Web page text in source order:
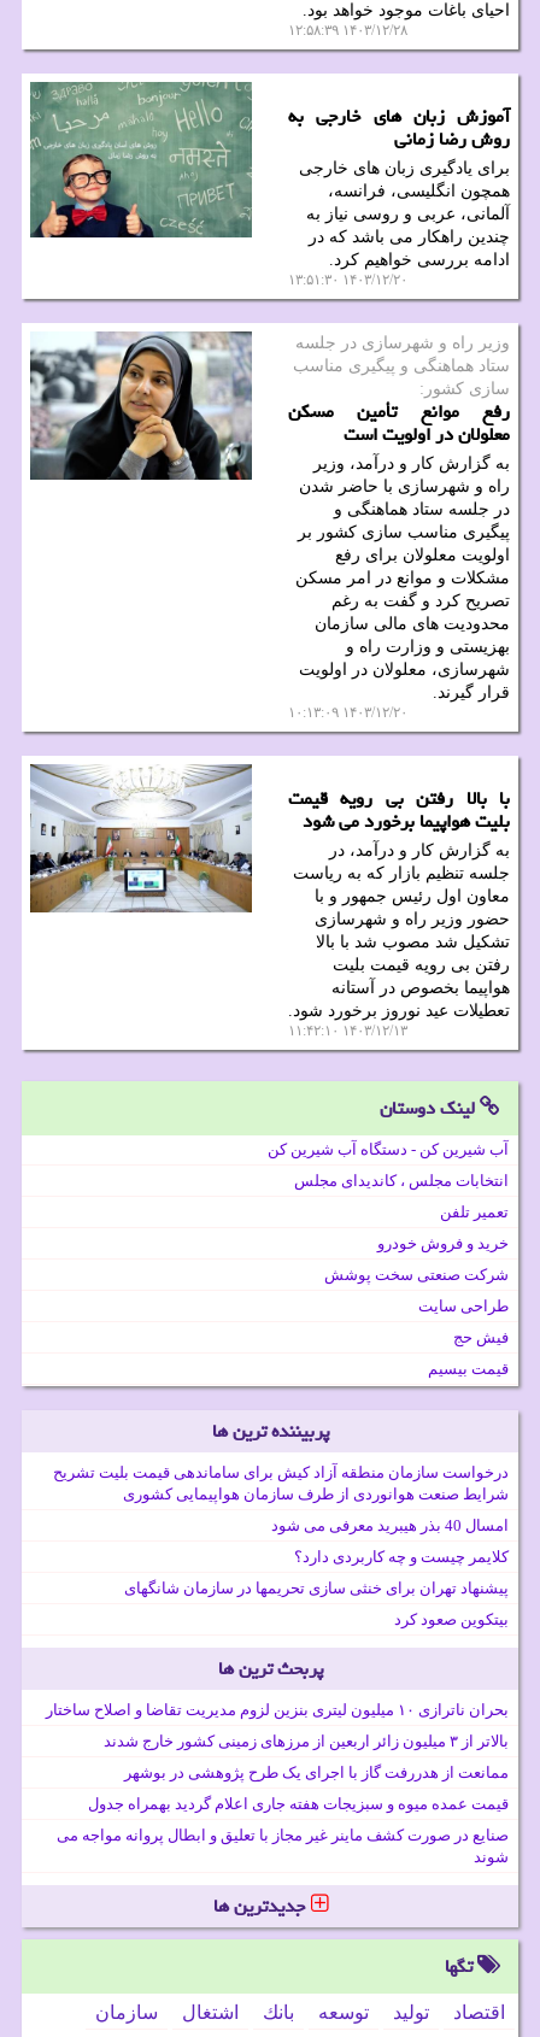
احیای باغات موجود خواهد بود.
۱۴۰۳/۱۲/۲۸ ۱۲:۵۸:۳۹
آموزش زبان های خارجی به
روش رضا زمانی
برای یادگیری زبان های خارجی
همچون انگلیسی، فرانسه،
آلمانی، عربی و روسی نیاز به
چندین راهکار می باشد که در
ادامه بررسی خواهیم کرد.
۱۴۰۳/۱۲/۲۰ ۱۳:۵۱:۳۰
وزیر راه و شهرسازی در جلسه
ستاد هماهنگی و پیگیری مناسب
سازی كشور:
رفع موانع تأمین مسکن
معلولان در اولویت است
به گزارش کار و درآمد، وزیر
راه و شهرسازی با حاضر شدن
در جلسه ستاد هماهنگی و
پیگیری مناسب سازی کشور بر
اولویت معلولان برای رفع
مشکلات و موانع در امر مسکن
تصریح کرد و گفت به رغم
محدودیت های مالی سازمان
بهزیستی و وزارت راه و
شهرسازی، معلولان در اولویت
قرار گیرند.
۱۴۰۳/۱۲/۲۰ ۱۰:۱۳:۰۹
با بالا رفتن بی رویه قیمت
بلیت هواپیما برخورد می شود
به گزارش کار و درآمد، در
جلسه تنظیم بازار که به ریاست
معاون اول رئیس جمهور و با
حضور وزیر راه و شهرسازی
تشکیل شد مصوب شد با بالا
رفتن بی رویه قیمت بلیت
هواپیما بخصوص در آستانه
تعطیلات عید نوروز برخورد شود.
۱۴۰۳/۱۲/۱۳ ۱۱:۴۲:۱۰
لینک دوستان
آب شیرین کن - دستگاه آب شیرین کن
انتخابات مجلس ، کاندیدای مجلس
تعمیر تلفن
خرید و فروش خودرو
شرکت صنعتی سخت پوشش
طراحی سایت
فیش حج
قیمت بیسیم
پربیننده ترین ها
درخواست سازمان منطقه آزاد کیش برای ساماندهی قیمت بلیت تشریح
شرایط صنعت هوانوردی از طرف سازمان هواپیمایی کشوری
امسال 40 بذر هیبرید معرفی می شود
کلایمر چیست و چه کاربردی دارد؟
پیشنهاد تهران برای خنثی سازی تحریمها در سازمان شانگهای
بیتکوین صعود کرد
پربحث ترین ها
بحران ناترازی ۱۰ میلیون لیتری بنزین لزوم مدیریت تقاضا و اصلاح ساختار
بالاتر از ۳ میلیون زائر اربعین از مرزهای زمینی کشور خارج شدند
ممانعت از هدررفت گاز با اجرای یک طرح پژوهشی در بوشهر
قیمت عمده میوه و سبزیجات هفته جاری اعلام گردید بهمراه جدول
صنایع در صورت کشف ماینر غیر مجاز با تعلیق و ابطال پروانه مواجه می
شوند
جدیدترین ها
تگها
اقتصاد تولید توسعه بانك اشتغال سازمان